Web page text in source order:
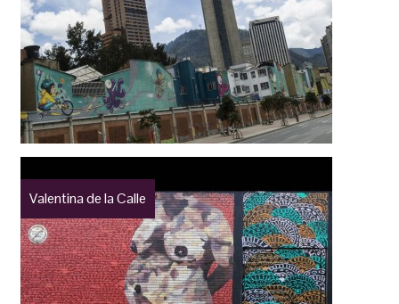
Valentina de la Calle